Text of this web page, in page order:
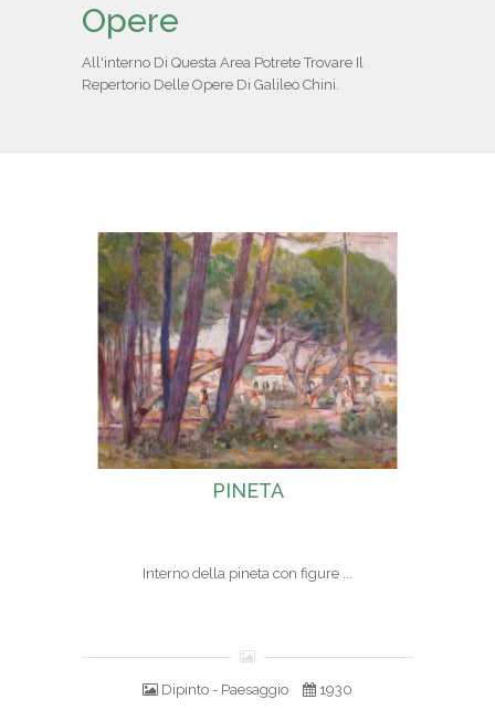
IL REPERTORIO
COLLABORATORI
PARTNER
CONTATTI
Opere
All'interno Di Questa Area Potrete Trovare Il
Repertorio Delle Opere Di Galileo Chini.
PINETA
Interno della pineta con figure ...
Dipinto - Paesaggio 1930